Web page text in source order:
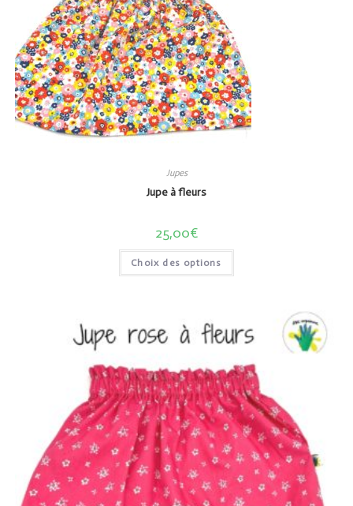
Jupes
Jupe à fleurs
25,00€
Choix des options